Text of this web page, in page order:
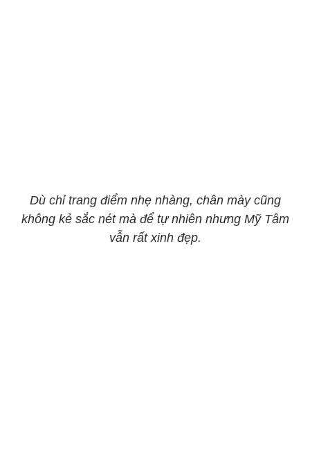
Dù chỉ trang điểm nhẹ nhàng, chân mày cũng
không kẻ sắc nét mà để tự nhiên nhưng Mỹ Tâm
vẫn rất xinh đẹp.